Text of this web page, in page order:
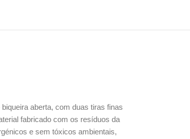
aberta, com duas tiras finas
fabricado com os resíduos da
e sem tóxicos ambientais,